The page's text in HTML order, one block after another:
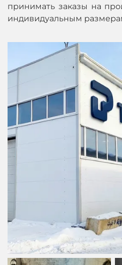
принимать заказы на
индивидуальным